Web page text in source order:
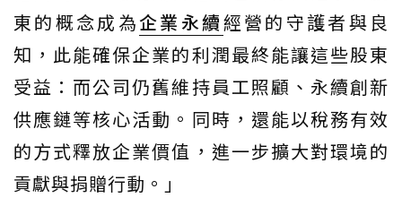
東的概念成為企業永續經營的守護者與良
知，此能確保企業的利潤最終能讓這些股東
受益：而公司仍舊維持員工照顧、永續創新
供應鏈等核心活動。同時，還能以稅務有效
的方式釋放企業價值，進一步擴大對環境的
貢獻與捐贈行動。」